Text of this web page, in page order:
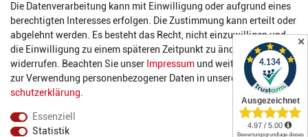
14:00 - 17:00 Uhr
Dienstag:
14:00 - 17:00 Uhr
Mittwoch:
14:00 - 17:00 Uhr
Donnerstag:
14:00 - 17:00 Uhr
14:00 - 19:00 Uhr
10:00 - 17:00 Uhr
Die Datenverarbeitung kann mit Einwilligung oder aufgrund eines
berechtigten Interesses erfolgen. Die Zustimmung kann erteilt oder
abgelehnt werden. Es besteht das Recht, nicht einzuwilligen und
die Einwilligung zu einem späteren Zeitpunkt zu ändern oder zu
widerrufen. Beachten Sie unser Impressum und weitere Hinweise
zur Verwendung personenbezogener Daten in unserer
Daten­
schutz­erklärung
Essenziell
Statistik
✕